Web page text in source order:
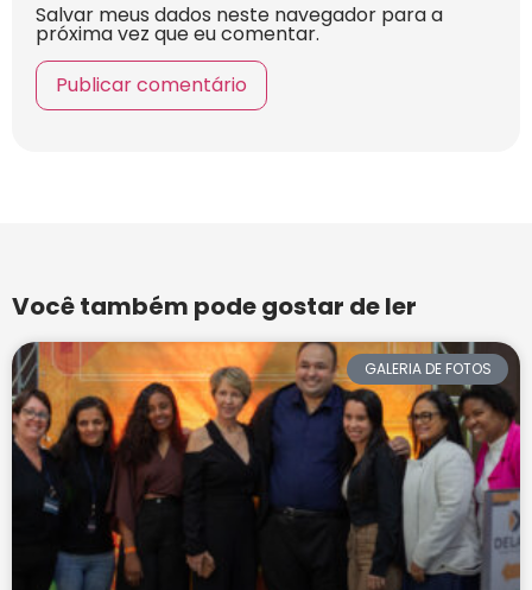
Salvar meus dados neste navegador para a
próxima vez que eu comentar.
Você também pode gostar de ler
GALERIA DE FOTOS